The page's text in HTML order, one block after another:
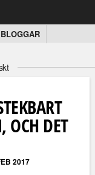
BLOGGAR
OCH DET
2017